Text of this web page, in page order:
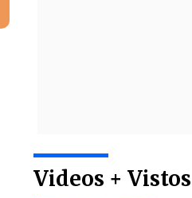
Videos + Vistos